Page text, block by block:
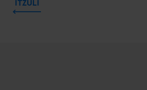
ITZULI